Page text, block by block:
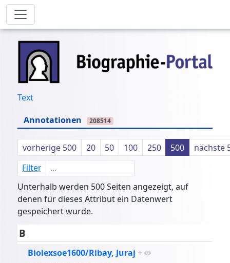
Text
Annotationen
208514
vorherige 500 20 50 100 250 500
nächste
Filter
Unterhalb werden 500 Seiten angezeigt, auf
denen für dieses Attribut ein Datenwert
gespeichert wurde.
B
Biolexsoe1600/Ribay, Juraj +